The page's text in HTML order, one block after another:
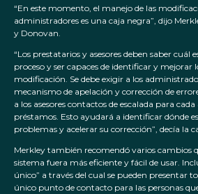
“En este momento, el manejo de las
administradores es una caja negra”, dijo
y Donovan.
“Los prestatarios y asesores deben saber cuál
proceso y ser capaces de identificar y mejorar
modificación. Se debe exigir a los
mecanismo de apelación y corrección de
a los asesores contactos de escalada para
préstamos. Esto ayudará a identificar dónde
problemas y acelerar su corrección”, decía la
Merkley también recomendó varios cambios
sistema fuera más eficiente y fácil de usar.
único” a través del cual se pueden presentar
único punto de contacto para las personas